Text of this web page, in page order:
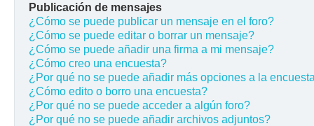
Publicación de mensajes
¿Cómo se puede publicar un mensaje en el foro?
¿Cómo se puede editar o borrar un mensaje?
¿Cómo se puede añadir una firma a mi mensaje?
¿Cómo creo una encuesta?
¿Por qué no se puede añadir más opciones a la
¿Cómo edito o borro una encuesta?
¿Por qué no se puede acceder a algún foro?
¿Por qué no se puede añadir archivos adjuntos?